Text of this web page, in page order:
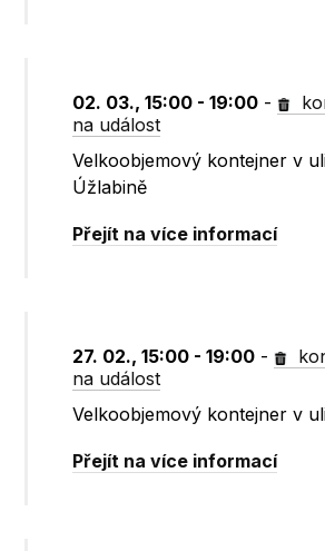
02. 03., 15:00 - 19:00 -
na událost
Velkoobjemový kontejner v
Úžlabině
Přejít na více informací
27. 02., 15:00 - 19:00 -
na událost
Velkoobjemový kontejner v
Přejít na více informací